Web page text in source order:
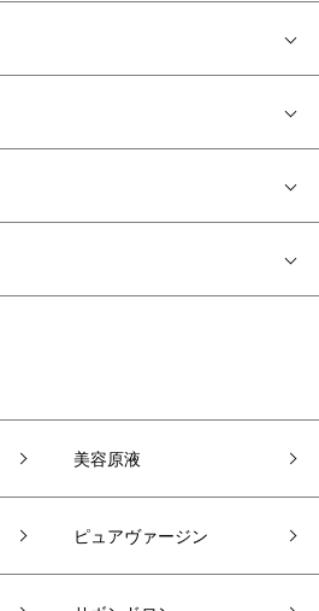
美容原液
ピュアヴァージン